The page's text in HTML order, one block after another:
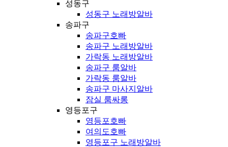
성동구
성동구 노래방알바
송파구
송파구호빠
송파구 노래방알바
가락동 노래방알바
송파구 룸알바
가락동 룸알바
송파구 마사지알바
잠실 룸싸롱
영등포구
영등포호빠
여의도호빠
영등포구 노래방알바